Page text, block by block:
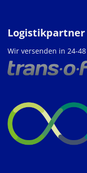
Logistikpartner
Wir versenden in 24-